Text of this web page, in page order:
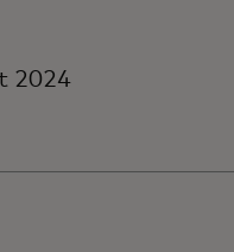
2024